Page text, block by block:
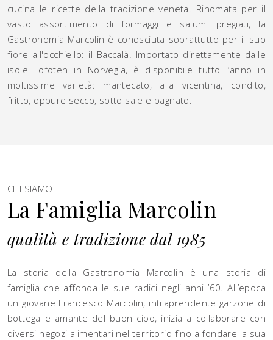
cucina le ricette della tradizione veneta. Rinomata per il
vasto assortimento di formaggi e salumi pregiati, la
Gastronomia Marcolin è conosciuta soprattutto per il suo
fiore all'occhiello: il Baccalà. Importato direttamente dalle
isole Lofoten in Norvegia, è disponibile tutto l’anno in
moltissime varietà: mantecato, alla vicentina, condito,
fritto, oppure secco, sotto sale e bagnato.
CHI SIAMO
La Famiglia Marcolin
qualità e tradizione dal 1985
La storia della Gastronomia Marcolin è una storia di
famiglia che affonda le sue radici negli anni ’60. All’epoca
un giovane Francesco Marcolin, intraprendente garzone di
bottega e amante del buon cibo, inizia a collaborare con
diversi negozi alimentari nel territorio fino a fondare la sua